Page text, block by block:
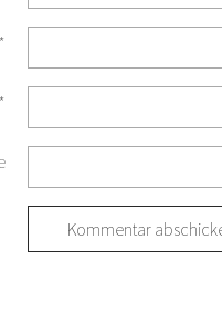
*
*